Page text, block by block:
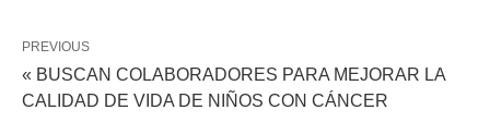
PREVIOUS
« BUSCAN COLABORADORES PARA MEJORAR LA
CALIDAD DE VIDA DE NIÑOS CON CÁNCER